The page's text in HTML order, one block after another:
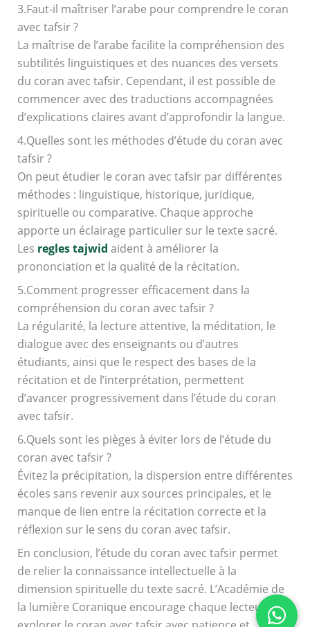
3.Faut-il maîtriser l’arabe pour comprendre le coran
avec tafsir ?
La maîtrise de l’arabe facilite la compréhension des
subtilités linguistiques et des nuances des versets
du coran avec tafsir. Cependant, il est possible de
commencer avec des traductions accompagnées
d’explications claires avant d’approfondir la langue.
4.Quelles sont les méthodes d’étude du coran avec
tafsir ?
On peut étudier le coran avec tafsir par différentes
méthodes : linguistique, historique, juridique,
spirituelle ou comparative. Chaque approche
apporte un éclairage particulier sur le texte sacré.
Les regles tajwid aident à améliorer la
prononciation et la qualité de la récitation.
5.Comment progresser efficacement dans la
compréhension du coran avec tafsir ?
La régularité, la lecture attentive, la méditation, le
dialogue avec des enseignants ou d’autres
étudiants, ainsi que le respect des bases de la
récitation et de l’interprétation, permettent
d’avancer progressivement dans l’étude du coran
avec tafsir.
6.Quels sont les pièges à éviter lors de l’étude du
coran avec tafsir ?
Évitez la précipitation, la dispersion entre différentes
écoles sans revenir aux sources principales, et le
manque de lien entre la récitation correcte et la
réflexion sur le sens du coran avec tafsir.
En conclusion, l’étude du coran avec tafsir permet
de relier la connaissance intellectuelle à la
dimension spirituelle du texte sacré. L’Académie de
la lumière Coranique encourage chaque lecteur à